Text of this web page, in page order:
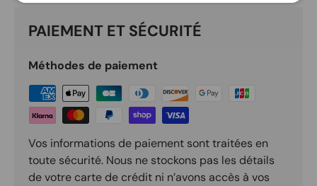
PAIEMENT ET SÉCURITÉ
Méthodes de paiement
Vos informations de paiement sont traitées en
toute sécurité. Nous ne stockons pas les détails
de votre carte de crédit ni n’avons accès à vos